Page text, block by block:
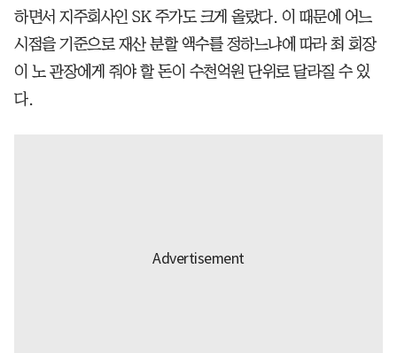
하면서 지주회사인 SK 주가도 크게 올랐다. 이 때문에 어느
시점을 기준으로 재산 분할 액수를 정하느냐에 따라 최 회장
이 노 관장에게 줘야 할 돈이 수천억원 단위로 달라질 수 있
다.